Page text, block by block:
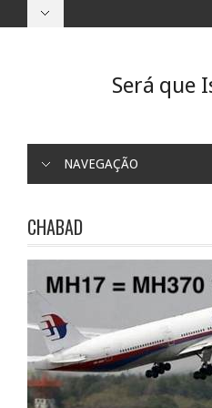
Será que
NAVEGAÇÃO
CHABAD